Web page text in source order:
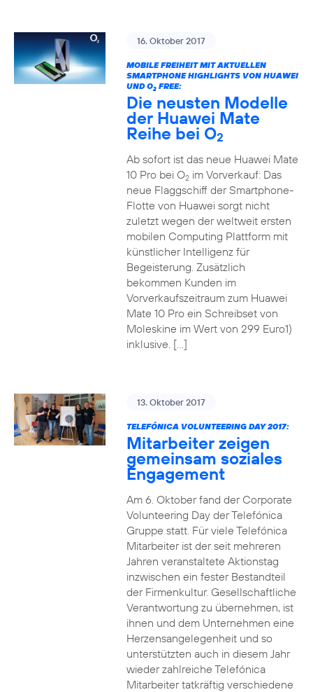
16. Oktober 2017
MOBILE FREIHEIT MIT AKTUELLEN
SMARTPHONE HIGHLIGHTS VON HUAWEI
UND O2FREE:
Die neusten Modelle
der Huawei Mate
Reihe bei O2
Ab sofort ist das neue Huawei Mate
10 Pro bei O2im Vorverkauf: Das
neue Flaggschiff der Smartphone-
Flotte von Huawei sorgt nicht
zuletzt wegen der weltweit ersten
mobilen Computing Plattform mit
künstlicher Intelligenz für
Begeisterung. Zusätzlich
bekommen Kunden im
Vorverkaufszeitraum zum Huawei
Mate 10 Pro ein Schreibset von
Moleskine im Wert von 299 Euro1)
inklusive. […]
13. Oktober 2017
TELEFÓNICA VOLUNTEERING DAY 2017:
Mitarbeiter zeigen
gemeinsam soziales
Engagement
Am 6. Oktober fand der Corporate
Volunteering Day der Telefónica
Gruppe statt. Für viele Telefónica
Mitarbeiter ist der seit mehreren
Jahren veranstaltete Aktionstag
inzwischen ein fester Bestandteil
der Firmenkultur. Gesellschaftliche
Verantwortung zu übernehmen, ist
ihnen und dem Unternehmen eine
Herzensangelegenheit und so
unterstützten auch in diesem Jahr
wieder zahlreiche Telefónica
Mitarbeiter tatkräftig verschiedene